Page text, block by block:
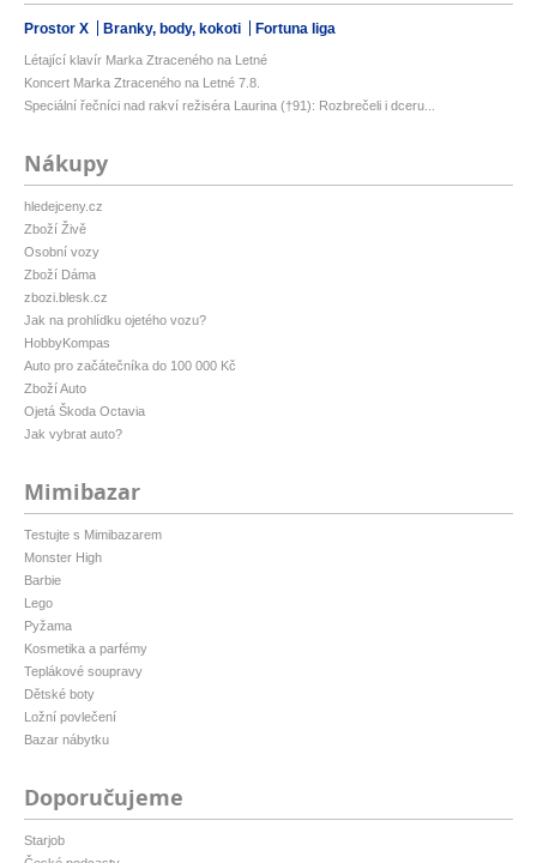
Prostor X Branky, body, kokoti Fortuna liga
Létající klavír Marka Ztraceného na Letné
Koncert Marka Ztraceného na Letné 7.8.
Speciální řečníci nad rakví režiséra Laurina (†91): Rozbrečeli i dceru...
Nákupy
hledejceny.cz
Zboží Živě
Osobní vozy
Zboží Dáma
zbozi.blesk.cz
Jak na prohlídku ojetého vozu?
HobbyKompas
Auto pro začátečníka do 100 000 Kč
Zboží Auto
Ojetá Škoda Octavia
Jak vybrat auto?
Mimibazar
Testujte s Mimibazarem
Monster High
Barbie
Lego
Pyžama
Kosmetika a parfémy
Teplákové soupravy
Dětské boty
Ložní povlečení
Bazar nábytku
Doporučujeme
Starjob